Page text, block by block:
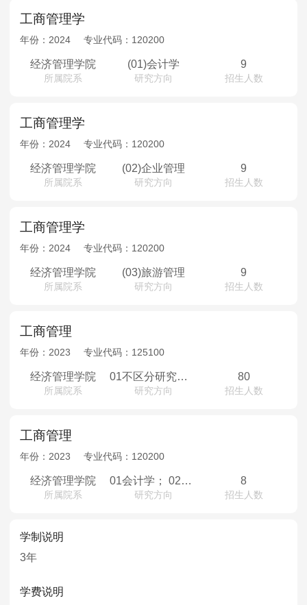
MPAcc会计专硕
院校库 考试报名 招生政策 学制学费
报名流程
考试真题
报考经验 招生简章
MTA旅游管理
院校库 考试报名 招生政策
考试真题
报考经验 招生简章
工商管理学
年份： 2024 专业代码： 120200
经济管理学院
所属院系
(01)会计学
研究方向
9
招生人数
工商管理学
年份： 2024 专业代码： 120200
经济管理学院
所属院系
(02)企业管理
研究方向
9
招生人数
工商管理学
年份： 2024 专业代码： 120200
经济管理学院
所属院系
(03)旅游管理
研究方向
9
招生人数
工商管理
年份： 2023 专业代码： 125100
经济管理学院
所属院系
01不区分研究方向
研究方向
80
招生人数
工商管理
年份： 2023 专业代码： 120200
经济管理学院
所属院系
01会计学； 02企业管理； 03旅游管理；
研究方向
8
招生人数
学制说明
3年
学费说明